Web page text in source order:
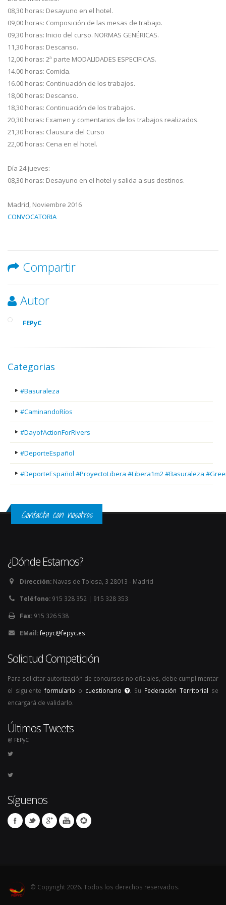
08,30 horas: Desayuno en el hotel.
09,00 horas: Composición de las mesas de trabajo.
09,30 horas: Inicio del curso. NORMAS GENÉRICAS.
11,30 horas: Descanso.
12,00 horas: 2ª parte MODALIDADES ESPECIFICAS.
14.00 horas: Comida.
16.00 horas: Continuación de los trabajos.
18,00 horas: Descanso.
18,30 horas: Continuación de los trabajos.
20,30 horas: Examen y comentarios de los trabajos realizados.
21,30 horas: Clausura del Curso
22,00 horas: Cena en el hotel.
Día 24 jueves:
08,30 horas: Desayuno en el hotel y salida a sus destinos.
Madrid, Noviembre 2016
CONVOCATORIA
Compartir
Autor
FEPyC
Categorias
#Basuraleza
#CaminandoRíos
#DayofActionForRivers
#DeporteEspañol
#DeporteEspañol #ProyectoLibera #Libera1m2 #Basuraleza
Contacta con nosotros
¿Dónde Estamos?
Dirección: Navas de Tolosa, 3 28013 - Madrid
Teléfono: 915 328 352 | 915 328 353
Fax: 915 326 538
EMail:fepyc@fepyc.es
Solicitud Competición
Para solicitar autorización de concursos no oficiales, debe cumplimentar
el siguiente formulario o cuestionario . Su Federación Territorial se
encargará de validarlo.
Últimos Tweets
@ FEPyC
Síguenos
© Copyright 2026. Todos los derechos reservados.